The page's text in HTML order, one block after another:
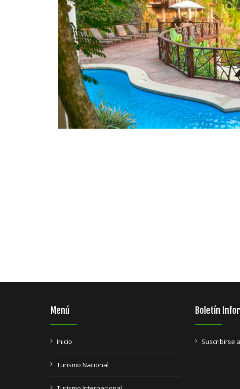
Menú
Inicio
Turismo Nacional
Boletín
Suscribirse